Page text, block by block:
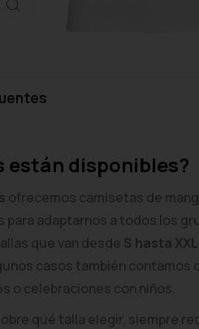
están disponibles?
ofrecemos camisetas de
para adaptarnos a todos los
que van desde S hasta XXL
casos también contamos
o celebraciones con niños.
qué talla elegir, siempre